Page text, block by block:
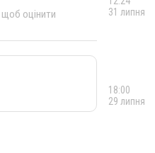
щоб оцінити
31 липня
18:00
29 липня